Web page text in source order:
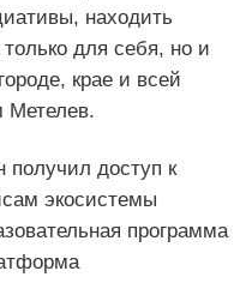
находить
для себя, но и
крае и всей
Метелев.
получил доступ к
экосистемы
программа